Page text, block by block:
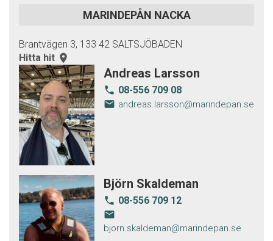
MARINDEPÅN NACKA
Brantvägen 3, 133 42 SALTSJÖBADEN
Hitta hit room
Andreas Larsson
local_phone 08-556 709 08
email andreas.larsson@marindepan.se
Björn Skaldeman
local_phone 08-556 709 12
email
bjorn.skaldeman@marindepan.se